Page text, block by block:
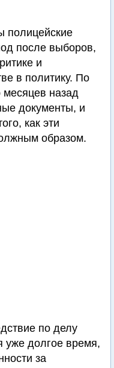
полицейские
после выборов,
и
в политику. По
месяцев назад
документы, и
как эти
образом.
по делу
уже долгое время,
за